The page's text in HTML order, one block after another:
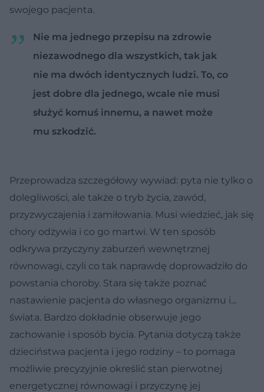
swojego pacjenta.
Nie ma jednego przepisu na zdrowie
niezawodnego dla wszystkich, tak jak
nie ma dwóch identycznych ludzi. To, co
jest dobre dla jednego, wcale nie musi
służyć komuś innemu, a nawet może
mu szkodzić.
Przeprowadza szczegółowy wywiad: pyta nie tylko o
dolegliwości, ale także o tryb życia, zawód,
przyzwyczajenia i zamiłowania. Musi wiedzieć, jak się
chory odżywia i co go martwi. W ten sposób
odkrywa przyczyny zaburzeń wewnętrznej
równowagi, czyli co tak naprawdę doprowadziło do
powstania choroby. Stara się także poznać
nastawienie pacjenta do własnego organizmu i...
świata. Bardzo dokładnie obserwuje jego
zachowanie i sposób bycia. Pytania dotyczą także
dzieciństwa pacjenta i jego rodziny – to pomaga
możliwie precyzyjnie określić stan pierwotnej
energetycznej równowagi i przyczynę jej